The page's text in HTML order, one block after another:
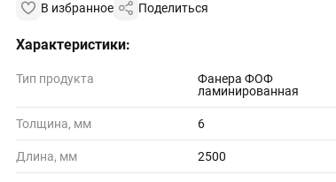
В избранное Поделиться
Характеристики:
Тип продукта
Фанера ФОФ
ламинированная
Толщина, мм 6
Длина, мм 2500